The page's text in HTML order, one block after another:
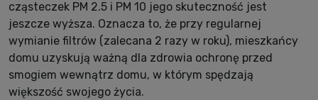
cząsteczek PM 2.5 i PM 10 jego skuteczność jest
jeszcze wyższa. Oznacza to, że przy regularnej
wymianie filtrów (zalecana 2 razy w roku), mieszkańcy
domu uzyskują ważną dla zdrowia ochronę przed
smogiem wewnątrz domu, w którym spędzają
większość swojego życia.